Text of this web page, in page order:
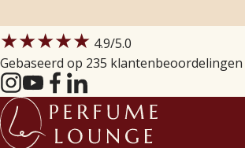
★★★★★ 4.9/5.0
Gebaseerd op 235 klantenbeoordelingen